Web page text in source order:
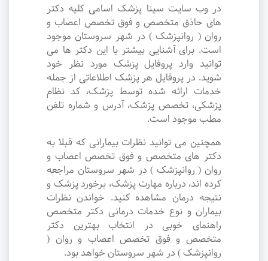
در وب سایت سینا پزشک اسامی کلیه دکتر
های حاذق متخصص و فوق تخصص اعصاب و
روان ( روانپزشک ) در شهر سروستان موجود
است. برای آشنایی بیشتر با این دکتر ها می
توانید وارد پروفایل پزشک مورد نظر خود
شوید. در پروفایل هر پزشک اطلاعاتی از جمله
خدمات ارائه شده توسط پزشک، کد نظام
پزشکی، تخصص پزشک، آدرس و شماره تلفن
مطب موجود است.
همچنین می توانید نظرات بیمارانی که قبلا به
دکتر های متخصص و فوق تخصص اعصاب و
روان ( روانپزشک ) در شهر سروستان مراجعه
کرده اند، درباره مهارت پزشک، برخورد پزشک و
نتیجه درمان مشاهده کنید. خواندن نظرات
بیماران و نوع خدمات درمانی دکتر متخصص
راهنمای خوبی در انتخاب بهترین دکتر
متخصص و فوق تخصص اعصاب و روان (
روانپزشک ) در شهر سروستان خواهد بود.